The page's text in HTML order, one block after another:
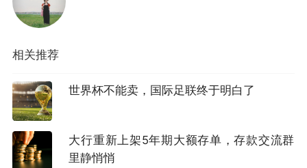
到了9月以后。他说：“现在是鸡苗都还没孵出
转？这也是本轮鸡蛋涨价的核心原因。
2021年至2024年，蛋鸡行业连续四年盈利。行业
整体盈利之下，养殖户现金流充裕，补栏积极性
相关推荐
世界杯不能卖，国际足联终于明白了
大行重新上架5年期大额存单，存款交流群
里静悄悄